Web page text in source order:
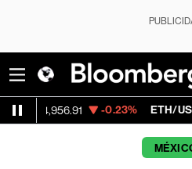
-0.23% ETH/USD